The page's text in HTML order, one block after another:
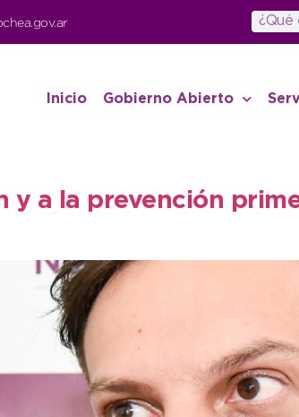
Inicio Gobierno Abierto
y a la prevención